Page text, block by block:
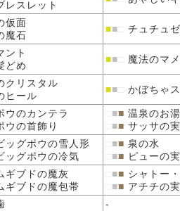
レスレット
仮面
魔石
■■ チュチュ
ント
どめ
■■ 魔法のマメ
クリスタル
ヒール
■■ かぼちゃ
ウのカンテラ
ウの首飾り
■■ 温泉のお湯
■■ サッサの実
ッグポウの雪人形
ッグポウの冷気
■■ 泉の水
■■ ピューの実
ギブドの魔灰
ギブドの魔包帯
■■ シャトー
■■ アチチの実
-